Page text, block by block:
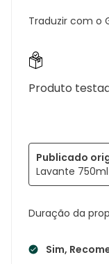
Traduzir com o
Duração da
Sim,
Produto
Publicado
Lavante 750ml